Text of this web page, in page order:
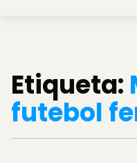
Etiqueta:
futebol